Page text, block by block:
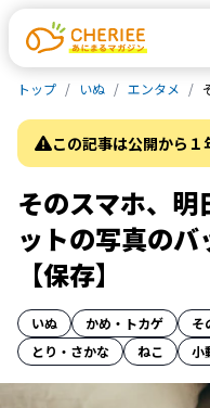
トップ いぬ エンタメ
この記事は公開から１
そのスマホ、
ットの写真の
【保存】
いぬ かめ・トカゲ
そ
とり・さかな
ねこ 小